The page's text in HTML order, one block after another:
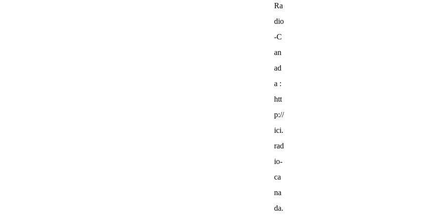
Ra
dio
-C
an
ad
a :
htt
p://
ici.
rad
io-
ca
na
da.